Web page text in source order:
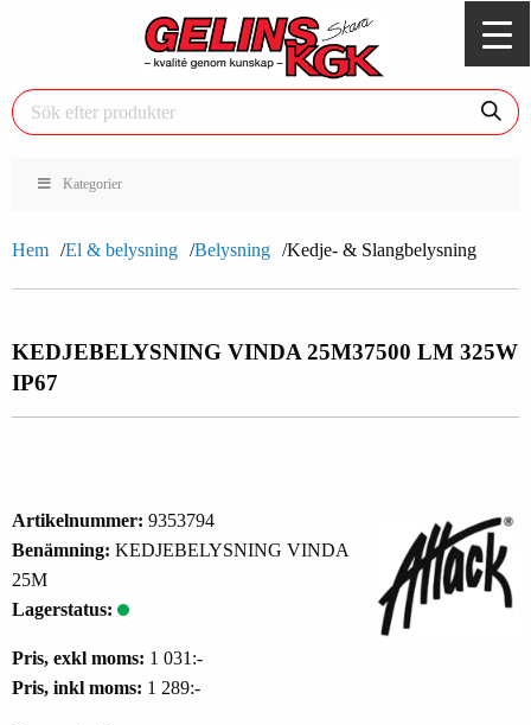
Kategorier
Hem El & belysning Belysning Kedje- & Slangbelysning
KEDJEBELYSNING VINDA 25M37500 LM 325W
IP67
Artikelnummer: 9353794
Benämning: KEDJEBELYSNING VINDA
25M
Lagerstatus:
Pris, exkl moms: 1 031:-
Pris, inkl moms: 1 289:-